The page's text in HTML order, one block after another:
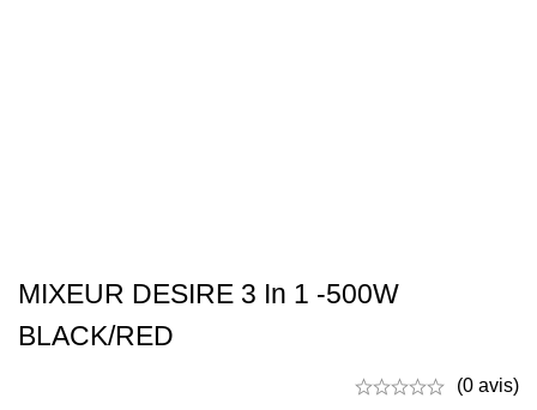
MIXEUR DESIRE 3 In 1 -500W
BLACK/RED
(0 avis)